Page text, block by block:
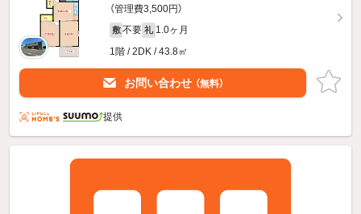
（管理費3,500円）
敷 不要 礼 1.0ヶ月
1階 / 2DK / 43.8㎡
お問い合わせ （無料）
提供